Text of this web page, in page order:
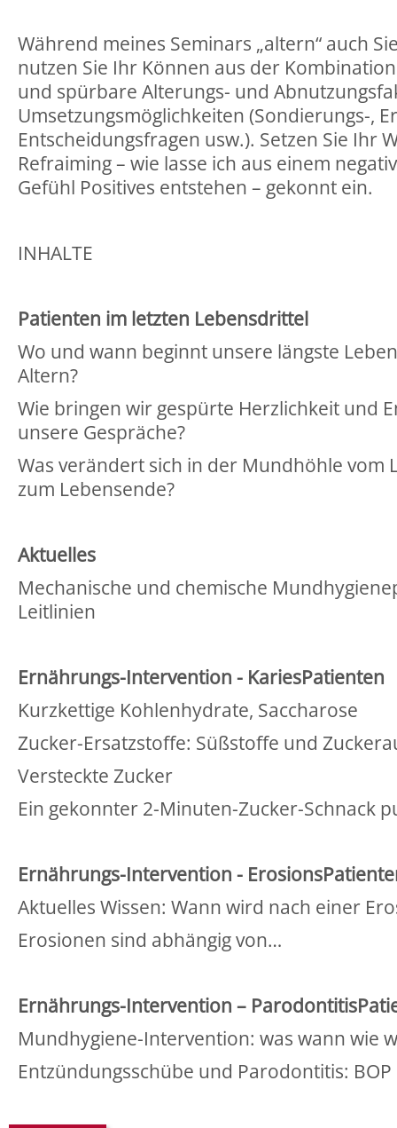
Während meines Seminars „altern“ auch
nutzen Sie Ihr Können aus der
und spürbare Alterungs- und
Umsetzungsmöglichkeiten (Sondierungs-,
Entscheidungsfragen usw.). Setzen Sie Ihr
Refraiming – wie lasse ich aus einem
Gefühl Positives entstehen – gekonnt ein.
INHALTE
Patienten im letzten Lebensdrittel
Wo und wann beginnt unsere längste
Altern?
Wie bringen wir gespürte Herzlichkeit und
unsere Gespräche?
Was verändert sich in der Mundhöhle vom
zum Lebensende?
Aktuelles
Mechanische und chemische
Leitlinien
Ernährungs-Intervention - KariesPatienten
Kurzkettige Kohlenhydrate, Saccharose
Zucker-Ersatzstoffe: Süßstoffe und
Versteckte Zucker
Ein gekonnter 2-Minuten-Zucker-Schnack
Ernährungs-Intervention -
Aktuelles Wissen: Wann wird nach einer
Erosionen sind abhängig von…
Ernährungs-Intervention –
Mundhygiene-Intervention: was wann wie
Entzündungsschübe und Parodontitis: